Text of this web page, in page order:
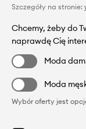
Szczegóły na stronie:
Chcemy, żeby do
naprawdę Cię
Moda
Moda
Wybór oferty jest